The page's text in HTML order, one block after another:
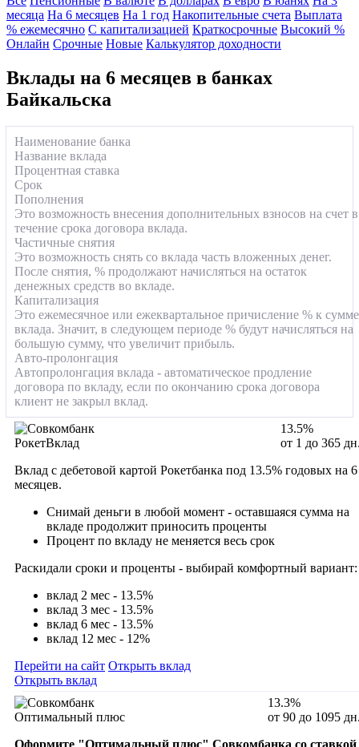
месяца На 6 месяцев На 1 год Накопительные счета Выплата
% ежемесячно С капитализацией Краткосрочные Высокий %
Онлайн Срочные Новые Калькулятор доходности
Вклады на 6 месяцев в банках
Байкальска
Наименование банка
Название вклада
Процентная ставка
Срок
Пополнения
Это возможность внесения дополнительных взносов на счет в
течение срока договора вклада.
Частичные снятия
Это возможность снять со вклада часть вложенных денег.
После снятия, % продолжают начисляться на остаток
денежных средств во вкладе.
Капитализация
Это ежемесячное или ежеквартальное причисление % к сумме
вклада. Значит, в следующем периоде % будут начисляться на
большую сумму, что увеличит прибыль.
Авто-пролонгация
Автопролонгация вклада - автоматическое продление
договора по вкладу, если по окончанию срока договора
клиент не закрыл вклад.
РокетВклад
13.5%
от 1 до 365
Вклад с дебетовой картой Рокетбанка под 13.5% годовых на 6
месяцев.
Снимай деньги в любой момент - оставшаяся сумма на
вкладе продолжит приносить проценты
Процент по вкладу не меняется весь срок
Раскидали сроки и проценты - выбирай комфортный вариант:
вклад 2 мес - 13.5%
вклад 3 мес - 13.5%
вклад 6 мес - 13.5%
вклад 12 мес - 12%
Перейти на сайт Открыть вклад
Открыть вклад
Оптимальный плюс
13.3%
от 90 до 1095
Оформите "Оптимальный плюс" Совкомбанка со ставкой